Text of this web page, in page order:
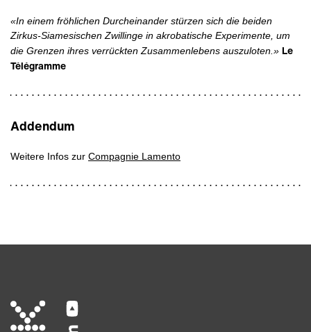
«In einem fröhlichen Durcheinander stürzen sich die beiden
Zirkus-Siamesischen Zwillinge in akrobatische Experimente, um
die Grenzen ihres verrückten Zusammenlebens auszuloten.» Le
Télégramme
Addendum
Weitere Infos zur Compagnie Lamento